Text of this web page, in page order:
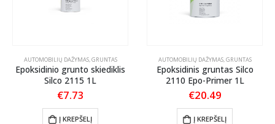
AUTOMOBILIŲ DAŽYMAS,GRUNTAS
Epoksidinio grunto skiediklis
Silco 2115 1L
€7.73
Į KREPŠELĮ
AUTOMOBILIŲ DAŽYMAS,GRUNTAS
Epoksidinis gruntas Silco
2110 Epo-Primer 1L
€20.49
Į KREPŠELĮ